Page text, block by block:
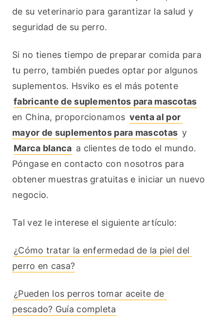
de su veterinario para garantizar la salud y
seguridad de su perro.
Si no tienes tiempo de preparar comida para
tu perro, también puedes optar por algunos
fabricante de suplementos para mascotas
en China, proporcionamos venta al por
mayor de suplementos para mascotas
y
Marca blanca a clientes de todo el mundo.
Póngase en contacto con nosotros para
obtener muestras gratuitas e iniciar un nuevo
negocio.
Tal vez le interese el siguiente artículo:
¿Cómo tratar la enfermedad de la piel del
perro en casa?
¿Pueden los perros tomar aceite de
pescado? Guía completa